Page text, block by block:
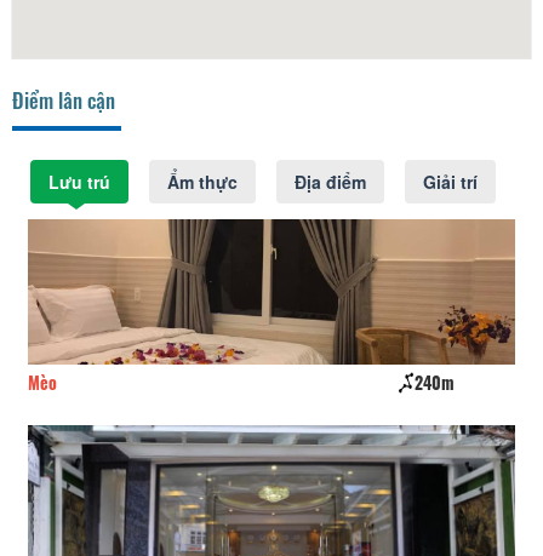
Điểm lân cận
Lưu trú Ẩm thực Địa điểm Giải trí
Mèo 240m